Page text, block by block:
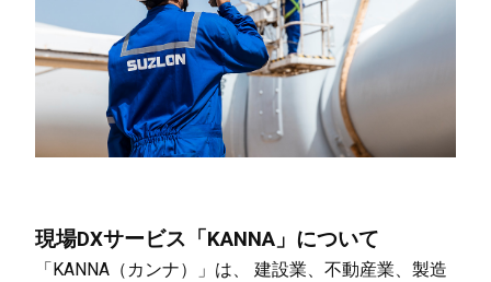
現場DXサービス「KANNA」について
「KANNA（カンナ）」は、 建設業、不動産業、製造